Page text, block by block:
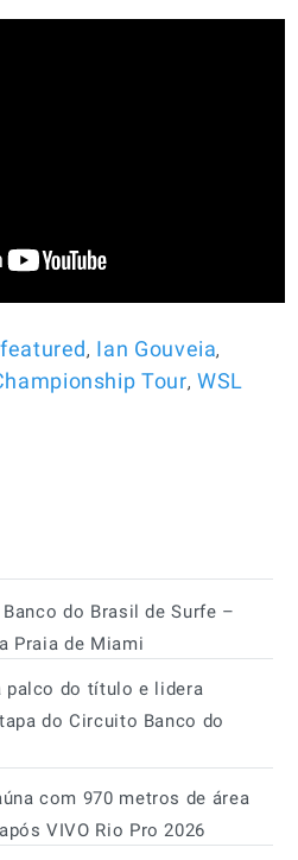
featured, Ian Gouveia,
Tour, WSL
do Brasil de Surfe –
Praia de Miami
palco do título e lidera
do Circuito Banco do
com 970 metros de área
VIVO Rio Pro 2026